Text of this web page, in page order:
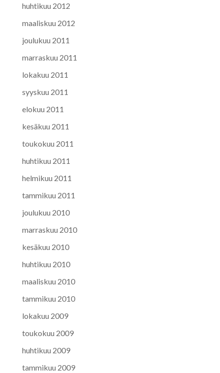
huhtikuu 2012
maaliskuu 2012
joulukuu 2011
marraskuu 2011
lokakuu 2011
syyskuu 2011
elokuu 2011
kesäkuu 2011
toukokuu 2011
huhtikuu 2011
helmikuu 2011
tammikuu 2011
joulukuu 2010
marraskuu 2010
kesäkuu 2010
huhtikuu 2010
maaliskuu 2010
tammikuu 2010
lokakuu 2009
toukokuu 2009
huhtikuu 2009
tammikuu 2009